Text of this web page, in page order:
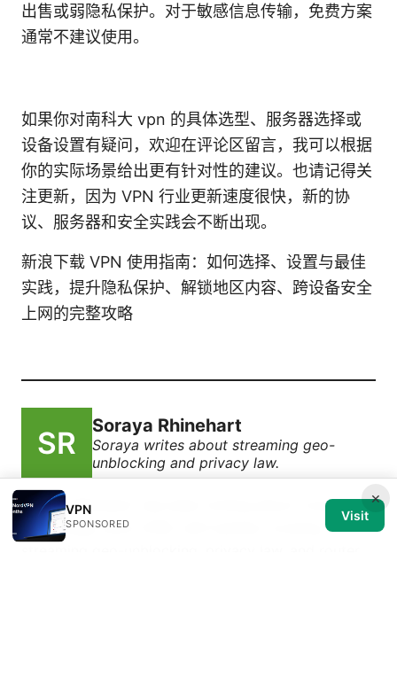
出售或弱隐私保护。对于敏感信息传输，免费方案
通常不建议使用。
如果你对南科大 vpn 的具体选型、服务器选择或
设备设置有疑问，欢迎在评论区留言，我可以根据
你的实际场景给出更有针对性的建议。也请记得关
注更新，因为 VPN 行业更新速度很快，新的协
议、服务器和安全实践会不断出现。
新浪下载 VPN 使用指南：如何选择、设置与最佳
实践，提升隐私保护、解锁地区内容、跨设备安全
上网的完整攻略
Soraya Rhinehart
Soraya writes about streaming geo-
unblocking and privacy law.
Soraya Rhinehart has been writing about consumer
technology since 2018, with bylines covering
×
VPN
SPONSORED
Visit